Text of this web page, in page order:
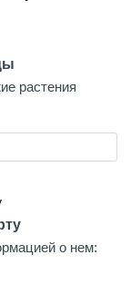
растения
о нем: